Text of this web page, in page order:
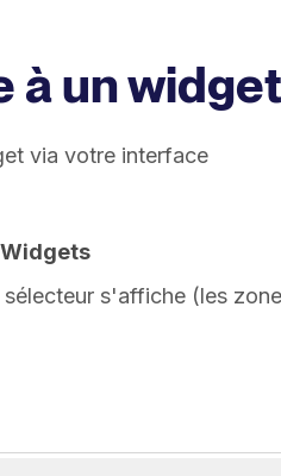
à un widget
via votre interface
s'affiche (les